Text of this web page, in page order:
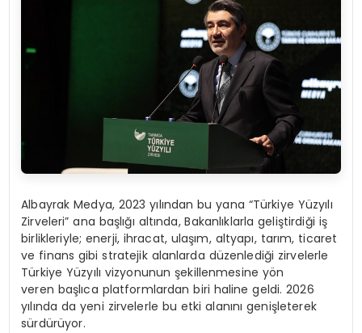
Albayrak Medya, 2023 yılından bu yana “Türkiye Yüzyılı
Zirveleri” ana başlığı altında, Bakanlıklarla geliştirdiği iş
birlikleriyle; enerji, ihracat, ulaşım, altyapı, tarım, ticaret
ve finans gibi stratejik alanlarda düzenlediği zirvelerle
Türkiye Yüzyılı vizyonunun şekillenmesine yön
veren başlıca platformlardan biri haline geldi. 2026
yılında da yeni zirvelerle bu etki alanını genişleterek
sürdürüyor.